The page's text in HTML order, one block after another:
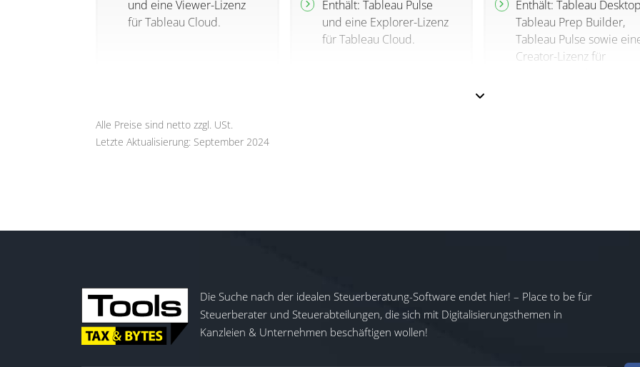
und eine Viewer-Lizenz
für Tableau Cloud.
Enthält: Tableau Pulse
und eine Explorer-Lizenz
für Tableau Cloud.
Enthält: Tableau
Tableau Prep Builder,
Tableau Pulse sowie
Creator-Lizenz für
Alle Preise sind netto zzgl. USt.
Letzte Aktualisierung: September 2024
Die Suche nach der idealen Steuerberatung-Software endet hier! – Place to be für
Steuerberater und Steuerabteilungen, die sich mit Digitalisierungsthemen in
Kanzleien & Unternehmen beschäftigen wollen!